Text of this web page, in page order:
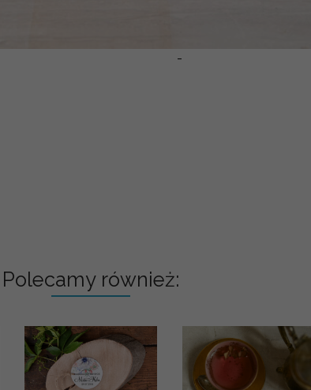
-
Polecamy również: